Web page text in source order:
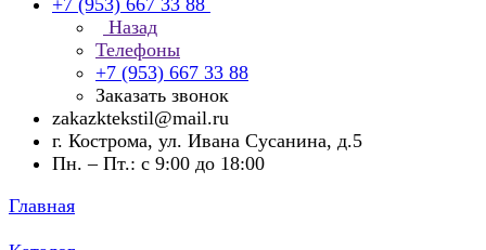
+7 (953) 667 33 88
Назад
Телефоны
+7 (953) 667 33 88
Заказать звонок
zakazktekstil@mail.ru
г. Кострома, ул. Ивана Сусанина, д.5
Пн. – Пт.: с 9:00 до 18:00
Главная